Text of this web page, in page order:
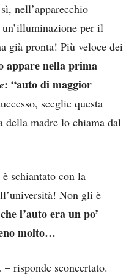
nell’apparecchio
per il
già pronta! Più veloce dei
appare nella prima
: “auto di maggior
sceglie questa
madre lo chiama dal
schiantato con la
Non gli è
l’auto era un po’
molto…
risponde sconcertato.